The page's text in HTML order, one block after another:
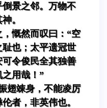
景之邻。万物不
。
慨然而叹曰：“空
也；太平遗冠世
令俊民全其独善
用哉！”
翅竦身，不能凌厉
者，非英伟也。